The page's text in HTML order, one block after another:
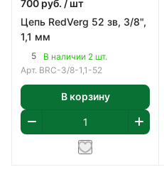
700 руб. / шт
Цепь RedVerg 52 зв, 3/8",
1,1 мм
5
В наличии 2 шт.
Арт. BRC-3/8-1,1-52
В корзину